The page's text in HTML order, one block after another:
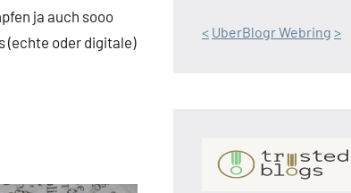
ja auch sooo
(echte oder digitale)
< UberBlogr Webring >